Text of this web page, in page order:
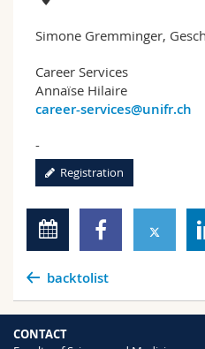
Simone Gremminger,
Career Services
Annaïse Hilaire
career-services@unifr.ch
-
Registration
backtolist
CONTACT